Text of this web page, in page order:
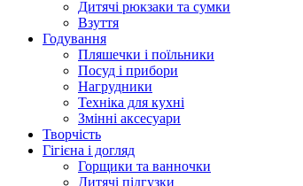
Дитячі рюкзаки та сумки
Взуття
Годування
Пляшечки і поїльники
Посуд і прибори
Нагрудники
Техніка для кухні
Змінні аксесуари
Творчість
Гігієна і догляд
Горщики та ванночки
Дитячі підгузки